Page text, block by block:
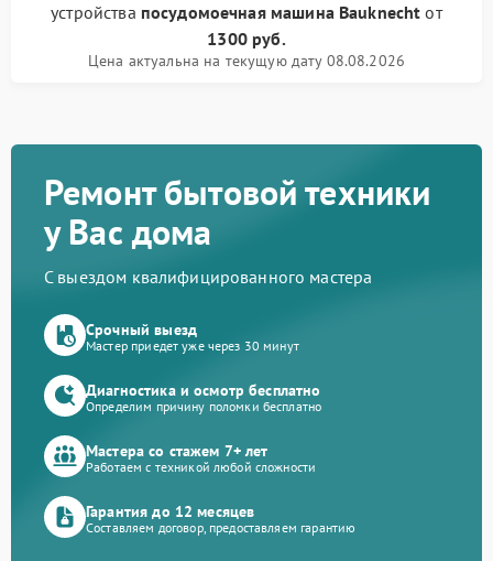
устройства посудомоечная машина Bauknecht от
1300 руб.
Цена актуальна на текущую дату 08.08.2026
Ремонт бытовой техники
у Вас дома
С выездом квалифицированного мастера
Срочный выезд
Мастер приедет уже через 30 минут
Диагностика и осмотр бесплатно
Определим причину поломки бесплатно
Мастера со стажем 7+ лет
Работаем с техникой любой сложности
Гарантия до 12 месяцев
Составляем договор, предоставляем гарантию